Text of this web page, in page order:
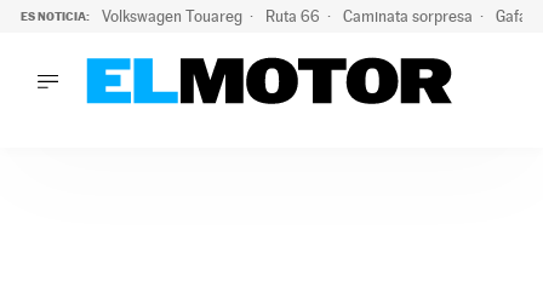
ES NOTICIA: Volkswagen Touareg Ruta 66 Caminata sorpresa Gafas